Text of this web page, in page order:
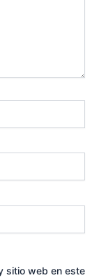
sitio web en este